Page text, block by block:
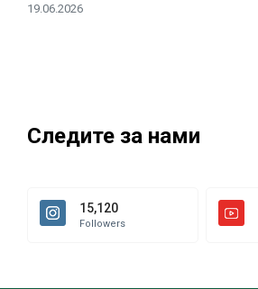
19.06.2026
Следите за нами
15,120
Followers